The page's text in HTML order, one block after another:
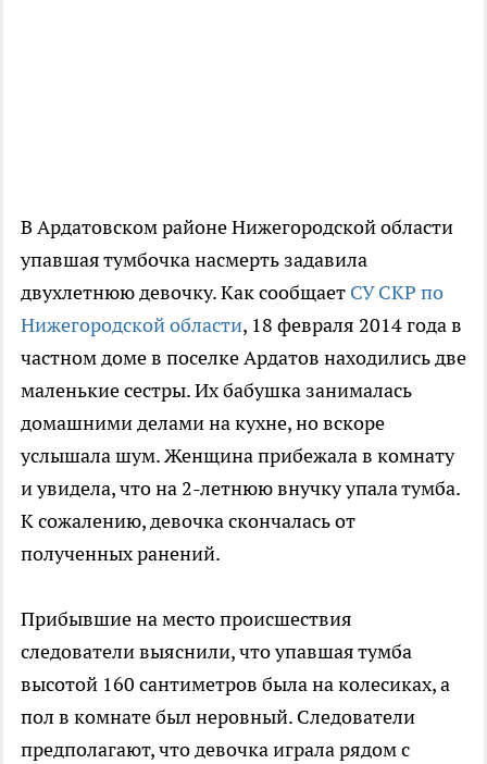
В Ардатовском районе Нижегородской области
упавшая тумбочка насмерть задавила
двухлетнюю девочку. Как сообщает СУ СКР по
Нижегородской области, 18 февраля 2014 года в
частном доме в поселке Ардатов находились две
маленькие сестры. Их бабушка занималась
домашними делами на кухне, но вскоре
услышала шум. Женщина прибежала в комнату
и увидела, что на 2-летнюю внучку упала тумба.
К сожалению, девочка скончалась от
полученных ранений.
Прибывшие на место происшествия
следователи выяснили, что упавшая тумба
высотой 160 сантиметров была на колесиках, а
пол в комнате был неровный. Следователи
предполагают, что девочка играла рядом с